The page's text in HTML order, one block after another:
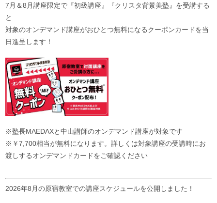
7月＆8月講座限定で『初級講座』『クリスタ背景美塾』を受講する
と
対象のオンデマンド講座がおひとつ無料になるクーポンカードを当
日進呈します！
※塾長MAEDAXと中山講師のオンデマンド講座が対象です
※￥7,700相当が無料になります。詳しくは対象講座の受講時にお
渡しするオンデマンドカードをご確認ください
2026年8月の原宿教室での講座スケジュールを公開しました！